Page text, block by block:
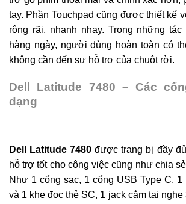
tay. Phần Touchpad cũng được thiết kế
rộng rãi, nhanh nhạy. Trong những
hàng ngày, người dùng hoàn toàn có
không cần đến sự hỗ trợ của chuột rời.
Dell Latitude 7480 – Các
dạng
Dell Latitude 7480 được trang bị đầy
hỗ trợ tốt cho công việc cũng như chia
Như 1 cổng sạc, 1 cổng USB Type C, 1
và 1 khe đọc thẻ SC, 1 jack cắm tai nghe